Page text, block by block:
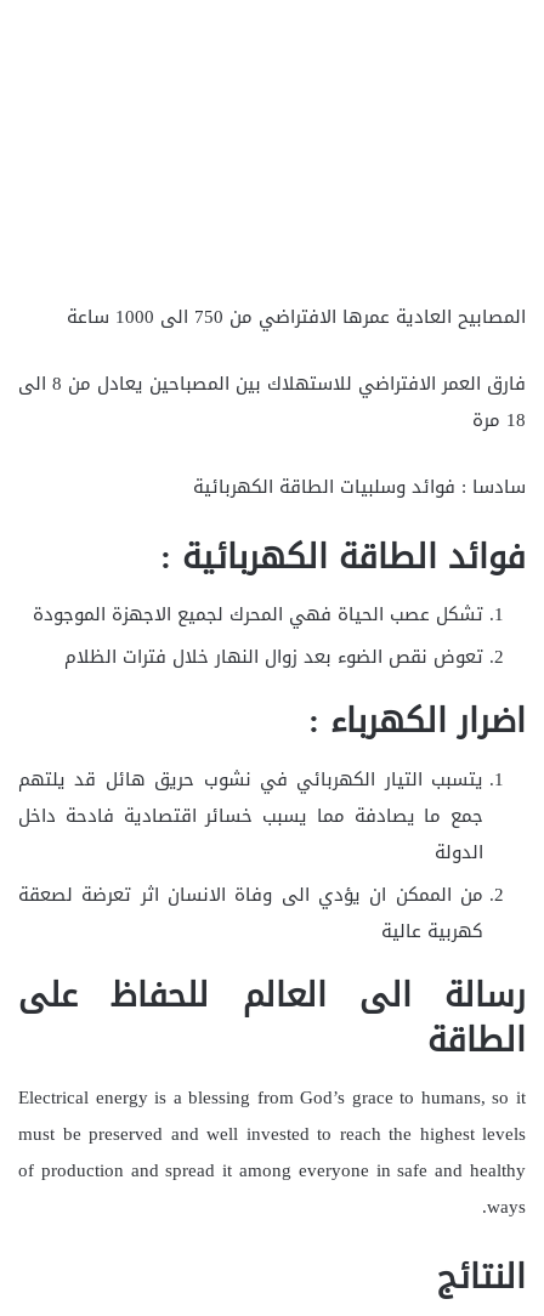
المصابيح العادية عمرها الافتراضي من 750 الى 1000 ساعة
فارق العمر الافتراضي للاستهلاك بين المصباحين يعادل من 8 الى
18 مرة
سادسا : فوائد وسلبيات الطاقة الكهربائية
فوائد الطاقة الكهربائية :
تشكل عصب الحياة فهي المحرك لجميع الاجهزة الموجودة
تعوض نقص الضوء بعد زوال النهار خلال فترات الظلام
اضرار الكهرباء :
يتسبب التيار الكهربائي في نشوب حريق هائل قد يلتهم
جمع ما يصادفة مما يسبب خسائر اقتصادية فادحة داخل
الدولة
من الممكن ان يؤدي الى وفاة الانسان اثر تعرضة لصعقة
كهربية عالية
رسالة الى العالم للحفاظ على
الطاقة
Electrical energy is a blessing from God’s grace to humans, so it
must be preserved and well invested to reach the highest levels
of production and spread it among everyone in safe and healthy
ways.
النتائج